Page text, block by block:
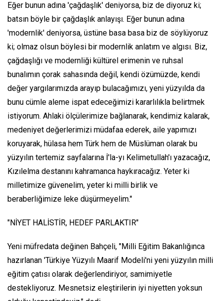
Eğer bunun adına 'çağdaşlık' deniyorsa, biz de diyoruz ki;
batsın böyle bir çağdaşlık anlayışı. Eğer bunun adına
'modernlik' deniyorsa, üstüne basa basa biz de söylüyoruz
ki; olmaz olsun böylesi bir modernlik anlatım ve algısı. Biz,
çağdaşlığı ve modernliği kültürel erimenin ve ruhsal
bunalımın çorak sahasında değil, kendi özümüzde, kendi
değer yargılarımızda arayıp bulacağımızı, yeni yüzyılda da
bunu cümle aleme ispat edeceğimizi kararlılıkla belirtmek
istiyorum. Ahlaki ölçülerimize bağlanarak, kendimiz kalarak,
medeniyet değerlerimizi müdafaa ederek, aile yapımızı
koruyarak, hülasa hem Türk hem de Müslüman olarak bu
yüzyılın tertemiz sayfalarına İ'la-yı Kelimetullah'ı yazacağız,
Kızılelma destanını kahramanca haykıracağız. Yeter ki
milletimize güvenelim, yeter ki milli birlik ve
beraberliğimize leke düşürmeyelim."
"NİYET HALİSTİR, HEDEF PARLAKTIR"
Yeni müfredata değinen Bahçeli, "Milli Eğitim Bakanlığınca
hazırlanan 'Türkiye Yüzyılı Maarif Modeli'ni yeni yüzyılın milli
eğitim çatısı olarak değerlendiriyor, samimiyetle
destekliyoruz. Mesnetsiz eleştirilerin iyi niyetten yoksun